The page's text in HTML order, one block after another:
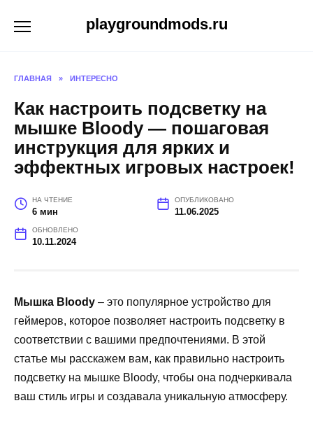
playgroundmods.ru
ГЛАВНАЯ » ИНТЕРЕСНО
Как настроить подсветку на
мышке Bloody — пошаговая
инструкция для ярких и
эффектных игровых настроек!
НА ЧТЕНИЕ
6 мин
ОПУБЛИКОВАНО
11.06.2025
ОБНОВЛЕНО
10.11.2024
Мышка Bloody – это популярное устройство для
геймеров, которое позволяет настроить подсветку в
соответствии с вашими предпочтениями. В этой
статье мы расскажем вам, как правильно настроить
подсветку на мышке Bloody, чтобы она подчеркивала
ваш стиль игры и создавала уникальную атмосферу.